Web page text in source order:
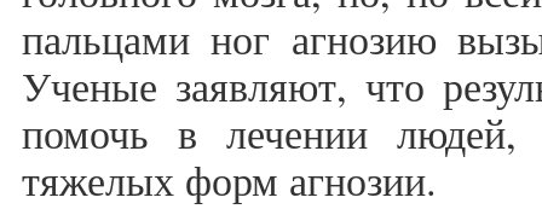
пальцами ног агнозию
Ученые заявляют, что
помочь в лечении людей,
тяжелых форм агнозии.